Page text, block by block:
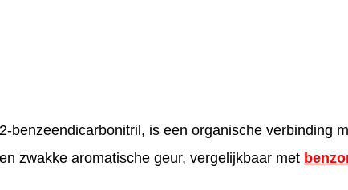
benzeendicarbonitril, is een organische verbinding
zwakke aromatische geur, vergelijkbaar met